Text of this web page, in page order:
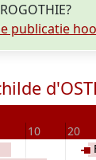
publicatie
10 20